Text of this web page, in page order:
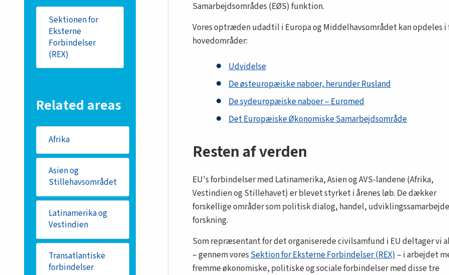
Sektionen for
Eksterne
Forbindelser
(REX)
Related areas
Afrika
Asien og
Stillehavsområdet
Latinamerika og
Vestindien
Transatlantiske
forbindelser
Samarbejdsområdes (EØS) funktion.
Vores optræden udadtil i Europa og Middelhavsområdet kan opdeles i
hovedområder:
Udvidelse
De østeuropæiske naboer, herunder Rusland
De sydeuropæiske naboer – Euromed
Det Europæiske Økonomiske Samarbejdsområde
Resten af verden
EU's forbindelser med Latinamerika, Asien og AVS-landene (Afrika,
Vestindien og Stillehavet) er blevet styrket i årenes løb. De dækker
forskellige områder som politisk dialog, handel,
forskning.
Som repræsentant for det organiserede civilsamfund i EU deltager vi
– gennem vores Sektion for Eksterne Forbindelser (REX) – i arbejdet
fremme økonomiske, politiske og sociale forbindelser med disse tre